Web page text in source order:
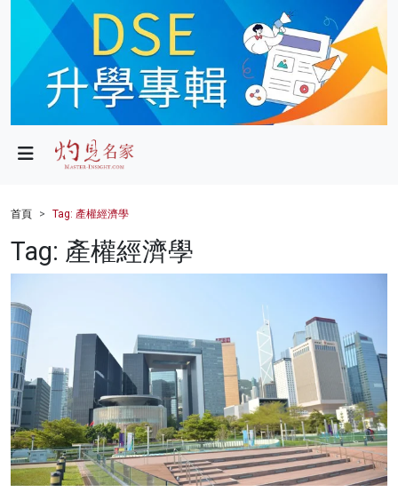
政局
財經
健康
商業
影片
名家榜
灼見活動
首頁 Tag: 產權經濟學
Tag: 產權經濟學